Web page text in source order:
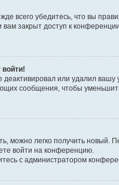
всего убедитесь, что вы
закрыт доступ к
войти!
или удалил
сообщения, чтобы
можно легко получить
войти на конференцию.
с администратором